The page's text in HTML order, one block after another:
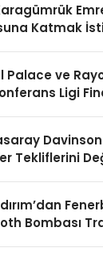
Katmak
Palace ve
Ligi
Tekliflerini
Bombası